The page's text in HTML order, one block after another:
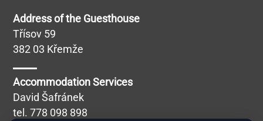
Address of the Guesthouse
Třísov 59
382 03 Křemže
Accommodation Services
David Šafránek
tel.778 098 898